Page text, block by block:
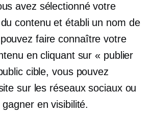
avez sélectionné votre
contenu et établi un nom de
faire connaître votre
en cliquant sur « publier
cible, vous pouvez
sur les réseaux sociaux ou
en visibilité.